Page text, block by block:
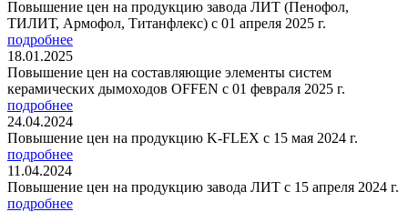
Повышение цен на продукцию завода ЛИТ (Пенофол,
ТИЛИТ, Армофол, Титанфлекс) с 01 апреля 2025 г.
подробнее
18.01.2025
Повышение цен на составляющие элементы систем
керамических дымоходов OFFEN с 01 февраля 2025 г.
подробнее
24.04.2024
Повышение цен на продукцию K-FLEX с 15 мая 2024 г.
подробнее
11.04.2024
Повышение цен на продукцию завода ЛИТ с 15 апреля 2024 г.
подробнее